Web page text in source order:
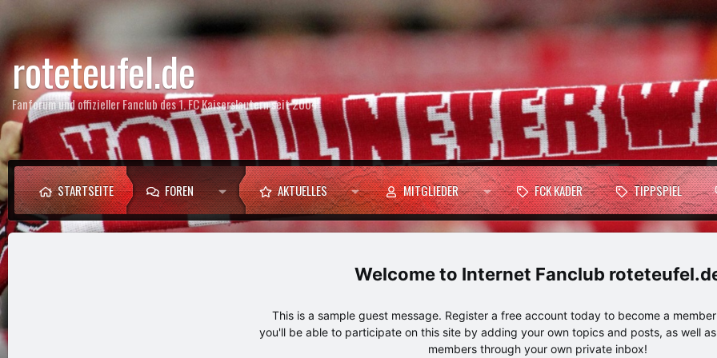
roteteufel.de
Fanforum und offizieller Fanclub des 1. FC Kaiserslautern seit 2004
STARTSEITE FOREN AKTUELLES MITGLIEDER FCK KADER TIPPSPIEL
Internet Fanclub
This is a sample guest message. Register a free account today to become a
you'll be able to participate on this site by adding your own topics and posts, as well
members through your own private inbox!